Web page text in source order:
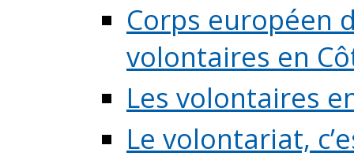
Corps européen
volontaires en
Les volontaires
Le volontariat,